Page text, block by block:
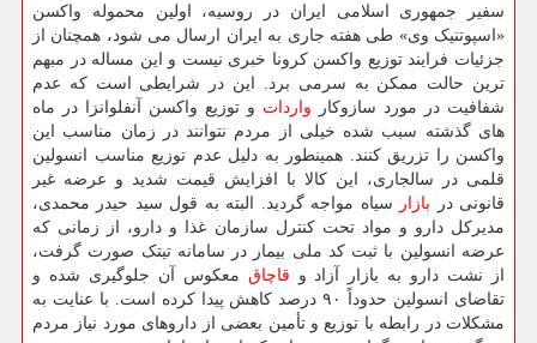
سفیر جمهوری اسلامی ایران در روسیه، اولین محموله واکسن
«اسپوتنیک وی» طی هفته جاری به ایران ارسال می شود، همچنان از
جزئیات فرایند توزیع واکسن کرونا خبری نیست و این مساله در مبهم
ترین حالت ممکن به سرمی برد. این در شرایطی است که عدم
شفافیت در مورد سازوکار واردات و توزیع واکسن آنفلوانزا در ماه
های گذشته سبب شده خیلی از مردم نتوانند در زمان مناسب این
واکسن را تزریق کنند. همینطور به دلیل عدم توزیع مناسب انسولین
قلمی در سالجاری، این کالا با افزایش قیمت شدید و عرضه غیر
قانونی در بازار
سیاه مواجه گردید. البته به قول سید حیدر محمدی،
مدیرکل دارو و مواد تحت کنترل سازمان غذا و دارو، از زمانی که
عرضه انسولین با ثبت کد ملی بیمار در سامانه تیتک صورت گرفت،
از نشت دارو به بازار آزاد و قاچاق معکوس آن جلوگیری شده و
تقاضای انسولین حدوداً ۹۰ درصد کاهش پیدا کرده است. با عنایت به
مشکلات در رابطه با توزیع و تأمین بعضی از داروهای مورد نیاز مردم